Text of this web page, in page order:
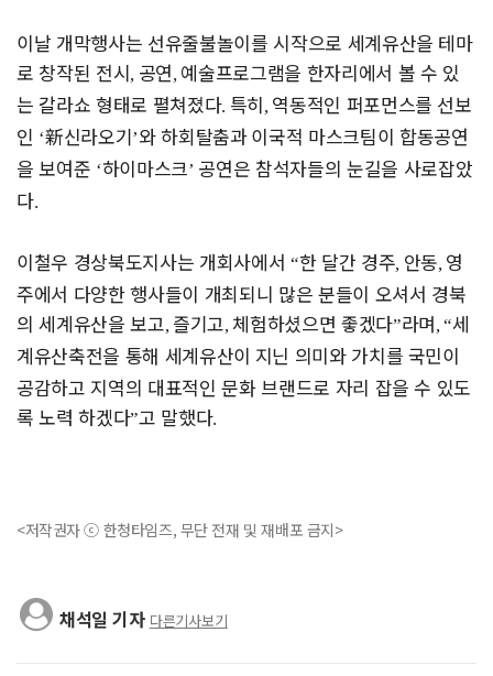
이날 개막행사는 선유줄불놀이를 시작으로 세계유산을 테마
로 창작된 전시, 공연, 예술프로그램을 한자리에서 볼 수 있
는 갈라쇼 형태로 펼쳐졌다. 특히, 역동적인 퍼포먼스를 선보
인 ‘新신라오기’와 하회탈춤과이국적 마스크팀이 합동공연
을 보여준 ‘하이마스크’ 공연은 참석자들의 눈길을 사로잡았
다.
이철우 경상북도지사는 개회사에서 “한 달간 경주, 안동, 영
주에서 다양한 행사들이 개최되니 많은 분들이 오셔서 경북
의 세계유산을 보고, 즐기고, 체험하셨으면 좋겠다”라며, “세
계유산축전을 통해 세계유산이 지닌 의미와 가치를 국민이
공감하고 지역의 대표적인 문화 브랜드로 자리 잡을 수 있도
록 노력 하겠다”고 말했다.
<저작권자 ⓒ 한청타임즈, 무단 전재 및 재배포 금지>
채석일 기자 다른기사보기